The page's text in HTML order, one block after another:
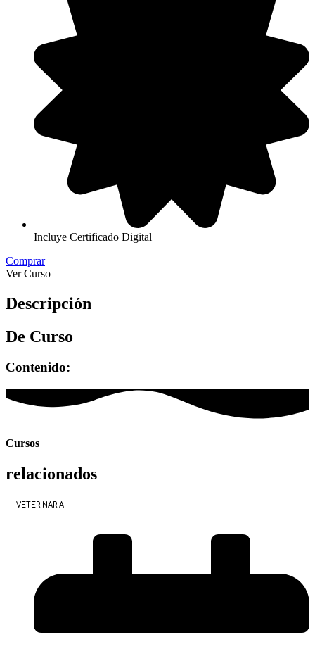
Incluye Certificado Digital
Comprar
Ver Curso
Descripción
De Curso
Contenido:
Cursos
relacionados
VETERINARIA